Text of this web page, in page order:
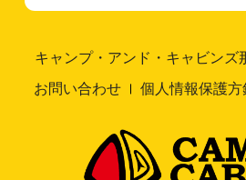
キャンプ・アンド・キャビンズ
お問い合わせ 個人情報保護方